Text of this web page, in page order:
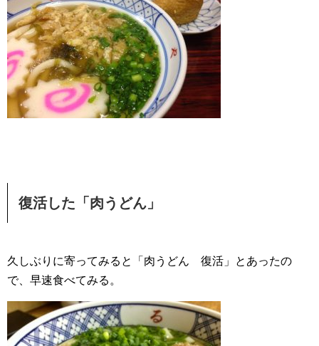
復活した「肉うどん」
久しぶりに寄ってみると「肉うどん 復活」とあったの
で、早速食べてみる。